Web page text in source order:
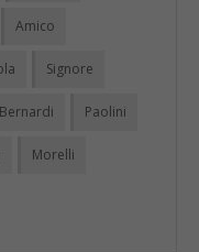
Amico
Signore
Bernardi Paolini
Morelli